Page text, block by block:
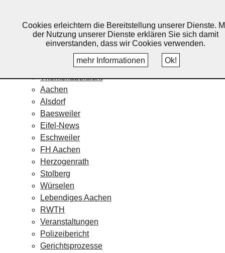
Home
Veranstaltungskalender
Themenübersicht
Aachen
Alsdorf
Baesweiler
Eifel-News
Eschweiler
FH Aachen
Herzogenrath
Stolberg
Würselen
Lebendiges Aachen
RWTH
Veranstaltungen
Polizeibericht
Gerichtsprozesse
Cookies erleichtern die Bereitstellung unserer Dienste.
der Nutzung unserer Dienste erklären Sie sich damit
einverstanden, dass wir Cookies verwenden.
mehr Informationen
Ok!